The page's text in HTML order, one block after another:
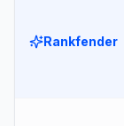
Rankfender